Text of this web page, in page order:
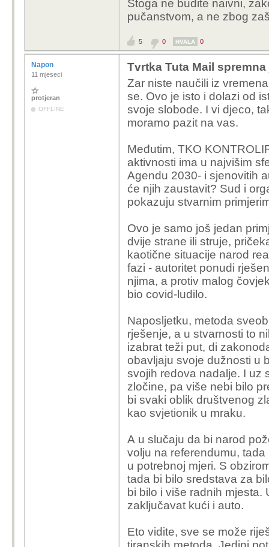
Stoga ne budite naivni,
pučanstvom, a ne zbog
5 0 HVALA 0
Napon
11 mjeseci
protjeran
OFFLINE
Tvrtka Tuta Mail
Zar niste naučili iz
se. Ovo je isto i dolazi od
svoje slobode. I vi djeco,
moramo pazit na vas.
Međutim, TKO
aktivnosti ima u najvišim
Agendu 2030- i sjenovitih
će njih zaustavit? Sud i
pokazuju stvarnim
Ovo je samo još jedan
dvije strane ili struje,
kaotične situacije narod
fazi - autoritet ponudi
njima, a protiv malog
bio covid-ludilo.
Naposljetku, metoda
rješenje, a u stvarnosti to
izabrat teži put, di
obavljaju svoje dužnosti u
svojih redova nadalje. I uz
zločine, pa više nebi bilo
bi svaki oblik društvenog
kao svjetionik u mraku.
A u slučaju da bi narod
volju na referendumu,
u potrebnoj mjeri. S
tada bi bilo sredstava za
bi bilo i više radnih mjesta.
zaključavat kući i auto.
Eto vidite, sve se može